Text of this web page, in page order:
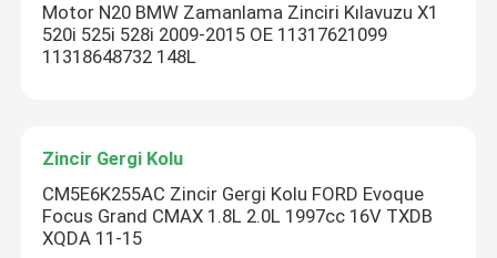
Motor N20 BMW Zamanlama Zinciri Kılavuzu X1
520i 525i 528i 2009-2015 OE 11317621099
11318648732 148L
Zincir Gergi Kolu
CM5E6K255AC Zincir Gergi Kolu FORD Evoque
Focus Grand CMAX 1.8L 2.0L 1997cc 16V TXDB
XQDA 11-15